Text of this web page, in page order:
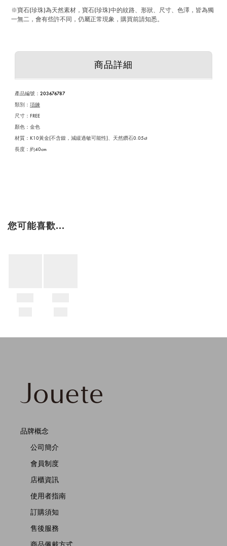
※寶石(珍珠)為天然素材，寶石(珍珠)中的紋路、形狀、尺寸、色澤，皆為獨
一無二，會有些許不同，仍屬正常現象，購買前請知悉。
商品詳細
產品編號 ： 203676787
類別： 項鍊
尺寸：FREE
顏色：金色
材質：K10黃金(不含鎳，減緩過敏可能性)、天然鑽石0.05ct
長度：約40cm
您可能喜歡...
品牌概念
公司簡介
會員制度
店櫃資訊
使用者指南
訂購須知
售後服務